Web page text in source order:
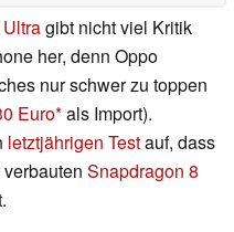
gibt nicht viel Kritik
her, denn Oppo
nur schwer zu toppen
Euro als Import).
letztjährigen Testauf, dass
Snapdragon 8